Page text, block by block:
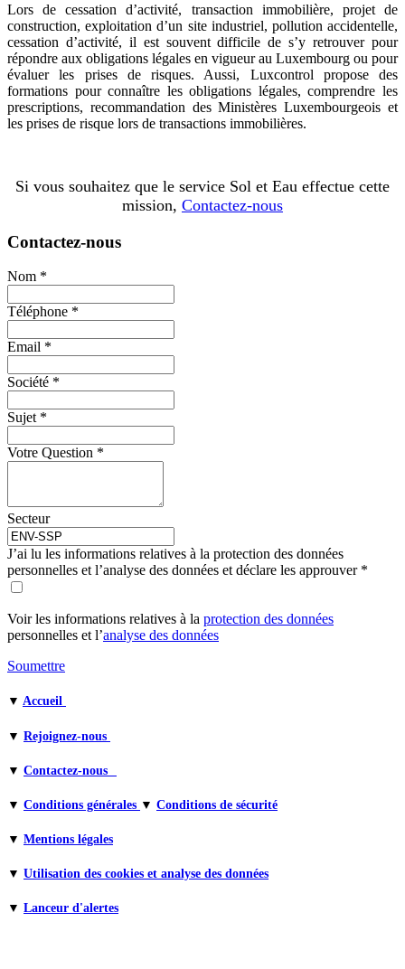
Lors de cessation d’activité, transaction immobilière, projet de
construction, exploitation d’un site industriel, pollution accidentelle,
cessation d’activité, il est souvent difficile de s’y retrouver pour
répondre aux obligations légales en vigueur au Luxembourg ou pour
évaluer les prises de risques. Aussi, Luxcontrol propose des
formations pour connaître les obligations légales, comprendre les
prescriptions, recommandation des Ministères Luxembourgeois et
les prises de risque lors de transactions immobilières.
Si vous souhaitez que le service Sol et Eau effectue cette
mission, Contactez-nous
Contactez-nous
Nom *
Téléphone *
Email *
Société *
Sujet *
Votre Question *
Secteur
J’ai lu les informations relatives à la protection des données
personnelles et l’analyse des données et déclare les approuver *
Voir les informations relatives à la protection des données
personnelles et l’analyse des données
Soumettre
▼ Accueil
▼ Rejoignez-nous
▼ Contactez-nous
▼ Conditions générales ▼ Conditions de sécurité
▼ Mentions légales
▼ Utilisation des cookies et analyse des données
▼ Lanceur d'alertes